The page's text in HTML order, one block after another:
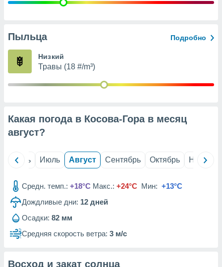
рекламы
сведения
1199
Пыльца Подробно
Низкий
Травы (18 #/m³)
Какая погода в Косова-Гора в месяц
август?
Июнь Июль Август Сентябрь Октябрь Ноябрь
Средн. темп.: +18°C Макс.: +24°C Мин: +13°C
Дождливые дни: 12 дней
Осадки: 82 мм
Средняя скорость ветра: 3 м/с
Восход и закат солнца